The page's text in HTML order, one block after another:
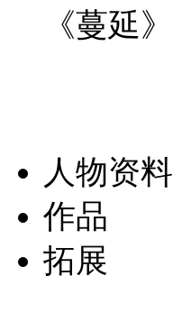
《蔓延》
人物资料
作品
拓展